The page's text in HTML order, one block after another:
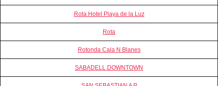
Rota Hotel Playa de la Luz
Rota
Rotonda Cala N Blanes
SABADELL DOWNTOWN